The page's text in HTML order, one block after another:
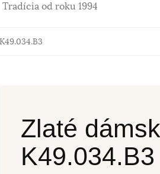
Tradícia od roku 1994
Zlaté
K49.034.B3